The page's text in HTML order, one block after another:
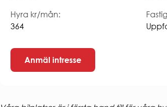
Hyra kr/mån:
364
Anmäl intresse